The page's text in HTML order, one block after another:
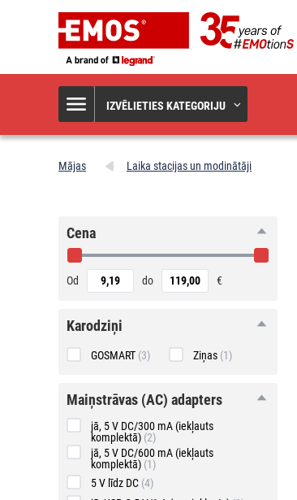
IZVĒLIETIES KATEGORIJU
Mājas Laika stacijas un modinātāji
Cena
Od do €
Karodziņi
GOSMART (3) Ziņas (1)
maiņstrāvas
(AC)
adapters
maiņstrāvas (AC) adapters
jā, 5 V DC/300 mA (iekļauts
komplektā) (2)
jā, 5 V DC/600 mA (iekļauts
komplektā) (1)
5 V līdz DC (4)